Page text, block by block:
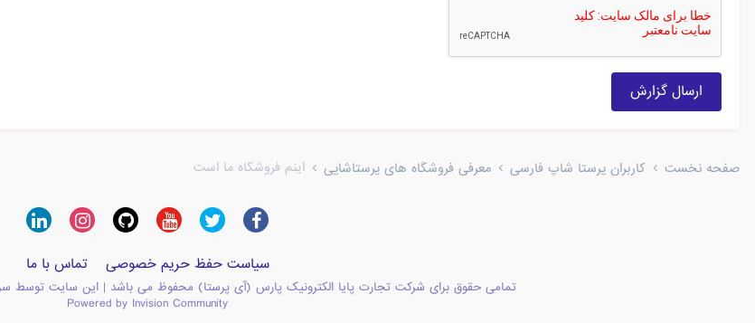
ارسال گزارش
صفحه نخست کاربران پرستا شاپ فارسی معرفی فروشگاه های پرستاشاپی اینم فروشگاه ما است
سیاست حفظ حریم خصوصی تماس با ما
تمامی حقوق برای شرکت تجارت پایا الکترونیک پارس (آی پرستا) محفوظ می باشد | این سایت توسط
Powered by Invision Community